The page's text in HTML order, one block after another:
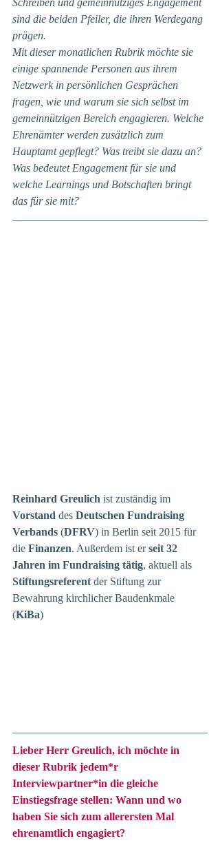
Schreiben und gemeinnütziges Engagement
sind die beiden Pfeiler, die ihren Werdegang
prägen.
Mit dieser monatlichen Rubrik möchte sie
einige spannende Personen aus ihrem
Netzwerk in persönlichen Gesprächen
fragen, wie und warum sie sich selbst im
gemeinnützigen Bereich engagieren. Welche
Ehrenämter werden zusätzlich zum
Hauptamt gepflegt? Was treibt sie dazu an?
Was bedeutet Engagement für sie und
welche Learnings und Botschaften bringt
das für sie mit?
Reinhard Greulich ist zuständig im
Vorstand des Deutschen Fundraising
Verbands (DFRV) in Berlin seit 2015 für
die Finanzen. Außerdem ist er seit 32
Jahren im Fundraising tätig, aktuell als
Stiftungsreferent der Stiftung zur
Bewahrung kirchlicher Baudenkmale
(KiBa)
Lieber Herr Greulich, ich möchte in
dieser Rubrik jedem*r
Interviewpartner*in die gleiche
Einstiegsfrage stellen: Wann und wo
haben Sie sich zum allerersten Mal
ehrenamtlich engagiert?